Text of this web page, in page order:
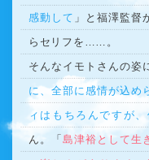
感動して 」と福澤監督
らセリフを……。
そんなイモトさんの姿
に、全部に感情が込め
ィはもちろんですが
ん。「 島津裕として生